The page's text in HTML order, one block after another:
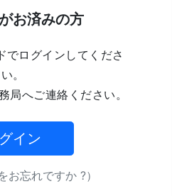
お済みの方
でログインしてくださ
い。
局へご連絡ください。
イン
お忘れですか ?）